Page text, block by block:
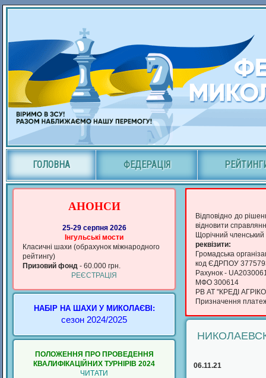
ГОЛОВНА ФЕДЕРАЦІЯ
Відповідно до
відновити
Щорічний членський
реквізити:
Громадська
код ЄДРПОУ
Рахунок -
МФО 300614
РВ АТ "КРЕДІ
Призначення
06.11.21
АНОНСИ
25-29 серпня 2026
Iнгульськi мости
Класичні шахи (обрахунок мiжнародного
рейтингу)
Призовий фонд - 60.000 грн.
РЕЄСТРАЦІЯ
НАБІР НА ШАХИ У МИКОЛАЄВІ:
сезон 2024/2025
ПОЛОЖЕННЯ ПРО ПРОВЕДЕННЯ
КВАЛИФIКАЦIЙНИХ ТУРНIРIВ 2024
ЧИТАТИ